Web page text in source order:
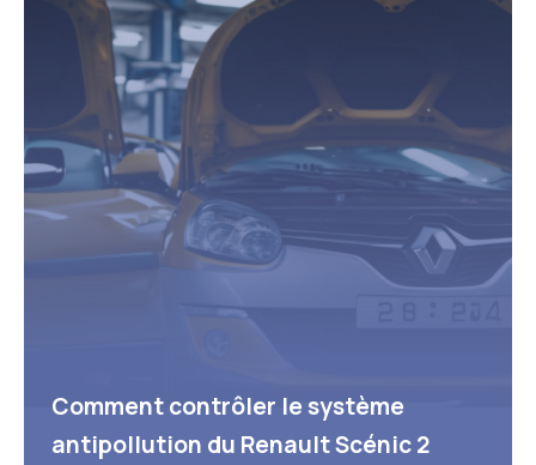
Comment contrôler le système
antipollution du Renault Scénic 2